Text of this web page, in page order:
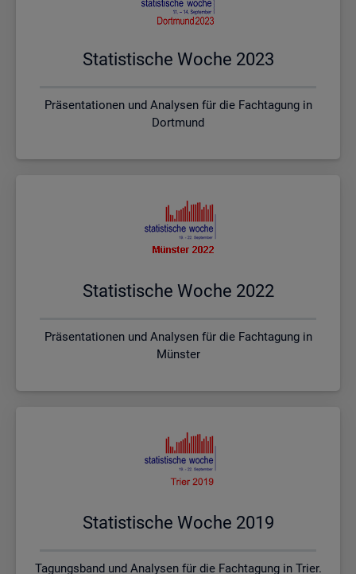
Sta­tis­ti­sche Woche 2023
Präsentationen und Analysen für die Fachtagung in
Dortmund
Sta­tis­ti­sche Woche 2022
Präsentationen und Analysen für die Fachtagung in
Münster
Sta­tis­ti­sche Woche 2019
Tagungsband und Analysen für die Fachtagung in Trier.